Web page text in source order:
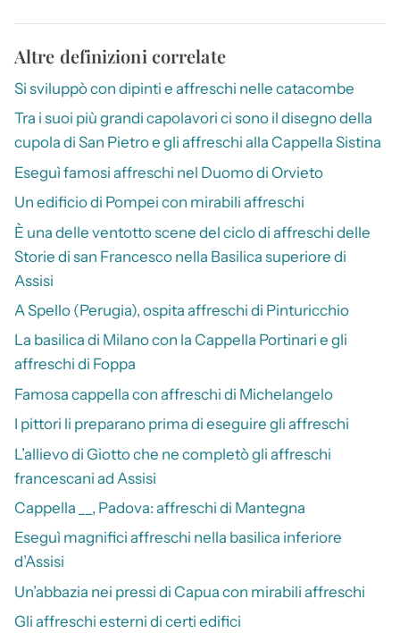
Altre definizioni correlate
Si sviluppò con dipinti e affreschi nelle catacombe
Tra i suoi più grandi capolavori ci sono il disegno della
cupola di San Pietro e gli affreschi alla Cappella Sistina
Eseguì famosi affreschi nel Duomo di Orvieto
Un edificio di Pompei con mirabili affreschi
È una delle ventotto scene del ciclo di affreschi delle
Storie di san Francesco nella Basilica superiore di
Assisi
A Spello (Perugia), ospita affreschi di Pinturicchio
La basilica di Milano con la Cappella Portinari e gli
affreschi di Foppa
Famosa cappella con affreschi di Michelangelo
I pittori li preparano prima di eseguire gli affreschi
L’allievo di Giotto che ne completò gli affreschi
francescani ad Assisi
Cappella __, Padova: affreschi di Mantegna
Eseguì magnifici affreschi nella basilica inferiore
d’Assisi
Un’abbazia nei pressi di Capua con mirabili affreschi
Gli affreschi esterni di certi edifici